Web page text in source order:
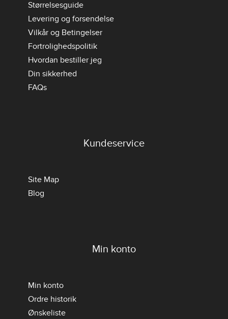
Størrelsesguide
Levering og forsendelse
Vilkår og Betingelser
Fortrolighedspolitik
Hvordan bestiller jeg
Din sikkerhed
FAQs
Kundeservice
Site Map
Blog
Min konto
Min konto
Ordre historik
Ønskeliste